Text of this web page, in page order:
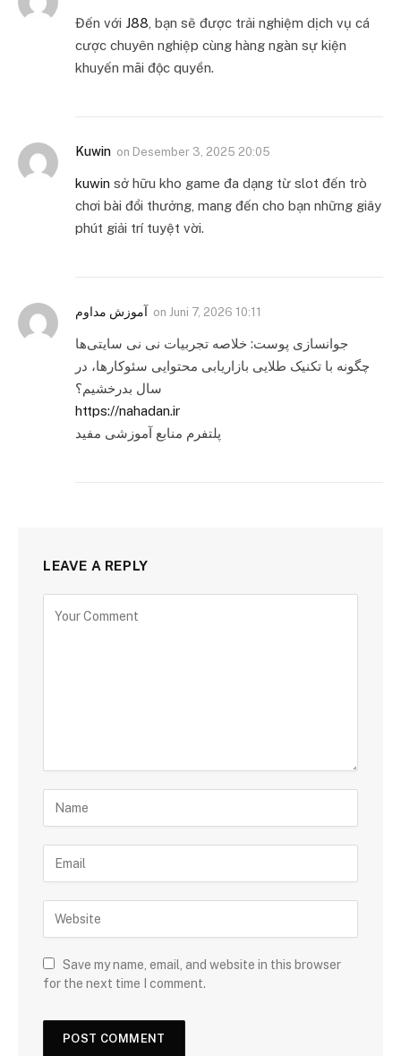
Đến với J88, bạn sẽ được trải nghiệm dịch vụ cá
cược chuyên nghiệp cùng hàng ngàn sự kiện
khuyến mãi độc quyền.
Kuwin on Desember 3, 2025 20:05
kuwin sở hữu kho game đa dạng từ slot đến trò
chơi bài đổi thưởng, mang đến cho bạn những giây
phút giải trí tuyệt vời.
آموزش مداوم on Juni 7, 2026 10:11
جوانسازی پوست: خلاصه تجربیات نی نی سایتی‌ها
چگونه با تکنیک طلایی بازاریابی محتوایی سئوکارها، در
سال بدرخشیم؟
https://nahadan.ir
پلتفرم منابع آموزشی مفید
LEAVE A REPLY
Save my name, email, and website in this browser
for the next time I comment.